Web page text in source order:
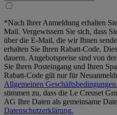
*Nach Ihrer Anmeldung erhalten
Mail. Vergewissern Sie sich, dass
über die E-Mail, die wir Ihnen
erhalten Sie Ihren Rabatt-Code.
dauern. Angebotspreise sind von
Sie Ihren Posteingang und Ihren
Rabatt-Code gilt nur für
Allgemeinen Geschäftsbedingungen.
stimmen zu, dass die Le Creuset
AG Ihre Daten als gemeinsame
Datenschutzerklärung.